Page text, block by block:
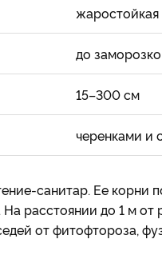
жаростойкая
до
15–300 см
черенками и
санитар. Ее корни
расстоянии до 1 м от
от фитофтороза,